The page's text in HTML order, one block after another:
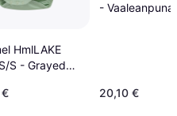
HmlLAKE
S - Grayed
-
20,10 €